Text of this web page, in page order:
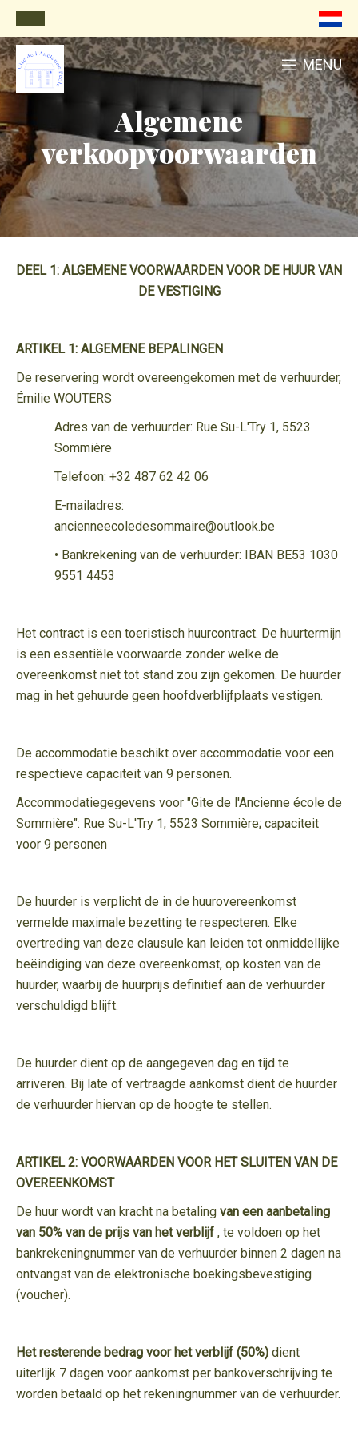
MENU
Algemene
verkoopvoorwaarden
DEEL 1: ALGEMENE VOORWAARDEN VOOR DE HUUR VAN
DE VESTIGING
ARTIKEL 1: ALGEMENE BEPALINGEN
De reservering wordt overeengekomen met de verhuurder,
Émilie WOUTERS
Adres van de verhuurder: Rue Su-L'Try 1, 5523
Sommière
Telefoon: +32 487 62 42 06
E-mailadres:
ancienneecoledesommaire@outlook.be
• Bankrekening van de verhuurder: IBAN BE53 1030
9551 4453
Het contract is een toeristisch huurcontract. De huurtermijn
is een essentiële voorwaarde zonder welke de
overeenkomst niet tot stand zou zijn gekomen. De huurder
mag in het gehuurde geen hoofdverblijfplaats vestigen.
De accommodatie beschikt over accommodatie voor een
respectieve capaciteit van 9 personen.
Accommodatiegegevens voor "Gite de l'Ancienne école de
Sommière": Rue Su-L'Try 1, 5523 Sommière; capaciteit
voor 9 personen
De huurder is verplicht de in de huurovereenkomst
vermelde maximale bezetting te respecteren. Elke
overtreding van deze clausule kan leiden tot onmiddellijke
beëindiging van deze overeenkomst, op kosten van de
huurder, waarbij de huurprijs definitief aan de verhuurder
verschuldigd blijft.
De huurder dient op de aangegeven dag en tijd te
arriveren. Bij late of vertraagde aankomst dient de huurder
de verhuurder hiervan op de hoogte te stellen.
ARTIKEL 2: VOORWAARDEN VOOR HET SLUITEN VAN DE
OVEREENKOMST
De huur wordt van kracht na betaling van een aanbetaling
van 50% van de prijs van het verblijf , te voldoen op het
bankrekeningnummer van de verhuurder binnen 2 dagen na
ontvangst van de elektronische boekingsbevestiging
(voucher).
Het resterende bedrag voor het verblijf (50%) dient
uiterlijk 7 dagen voor aankomst per bankoverschrijving te
worden betaald op het rekeningnummer van de verhuurder.